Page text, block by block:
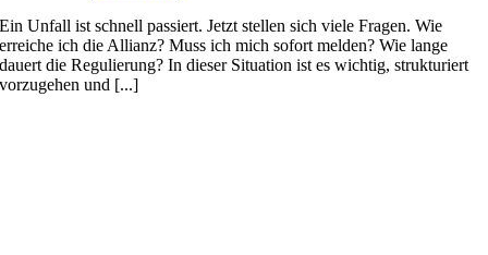
Ein Unfall ist schnell passiert. Jetzt stellen sich viele Fragen. Wie
erreiche ich die Allianz? Muss ich mich sofort melden? Wie lange
dauert die Regulierung? In dieser Situation ist es wichtig, strukturiert
vorzugehen und [...]